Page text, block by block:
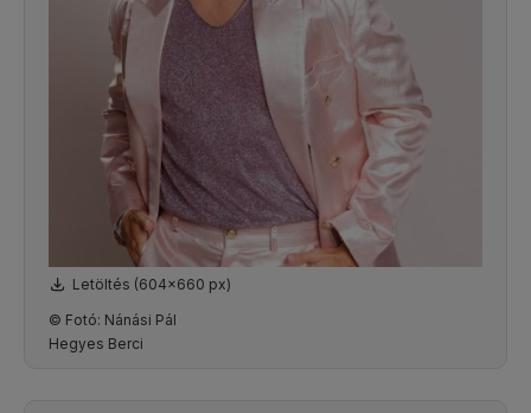
Letöltés (604x660 px)
© Fotó: Nánási Pál
Hegyes Berci